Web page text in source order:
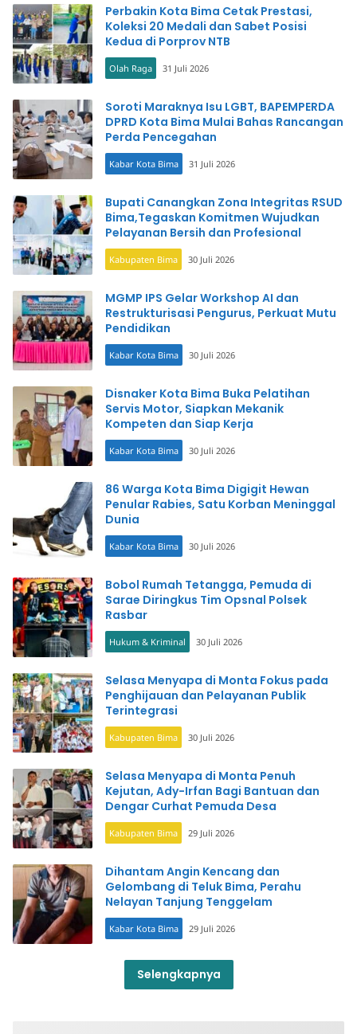
Perbakin Kota Bima Cetak Prestasi,
Koleksi 20 Medali dan Sabet Posisi
Kedua di Porprov NTB
Olah Raga 31 Juli 2026
Soroti Maraknya Isu LGBT, BAPEMPERDA
DPRD Kota Bima Mulai Bahas Rancangan
Perda Pencegahan
Kabar Kota Bima 31 Juli 2026
Bupati Canangkan Zona Integritas RSUD
Bima,Tegaskan Komitmen Wujudkan
Pelayanan Bersih dan Profesional
Kabupaten Bima 30 Juli 2026
MGMP IPS Gelar Workshop AI dan
Restrukturisasi Pengurus, Perkuat Mutu
Pendidikan
Kabar Kota Bima 30 Juli 2026
Disnaker Kota Bima Buka Pelatihan
Servis Motor, Siapkan Mekanik
Kompeten dan Siap Kerja
Kabar Kota Bima 30 Juli 2026
86 Warga Kota Bima Digigit Hewan
Penular Rabies, Satu Korban Meninggal
Dunia
Kabar Kota Bima 30 Juli 2026
Bobol Rumah Tetangga, Pemuda di
Sarae Diringkus Tim Opsnal Polsek
Rasbar
Hukum & Kriminal 30 Juli 2026
Selasa Menyapa di Monta Fokus pada
Penghijauan dan Pelayanan Publik
Terintegrasi
Kabupaten Bima 30 Juli 2026
Selasa Menyapa di Monta Penuh
Kejutan, Ady-Irfan Bagi Bantuan dan
Dengar Curhat Pemuda Desa
Kabupaten Bima 29 Juli 2026
Dihantam Angin Kencang dan
Gelombang di Teluk Bima, Perahu
Nelayan Tanjung Tenggelam
Kabar Kota Bima 29 Juli 2026
Selengkapnya